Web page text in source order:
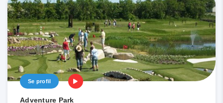
Se profil
Adventure Park